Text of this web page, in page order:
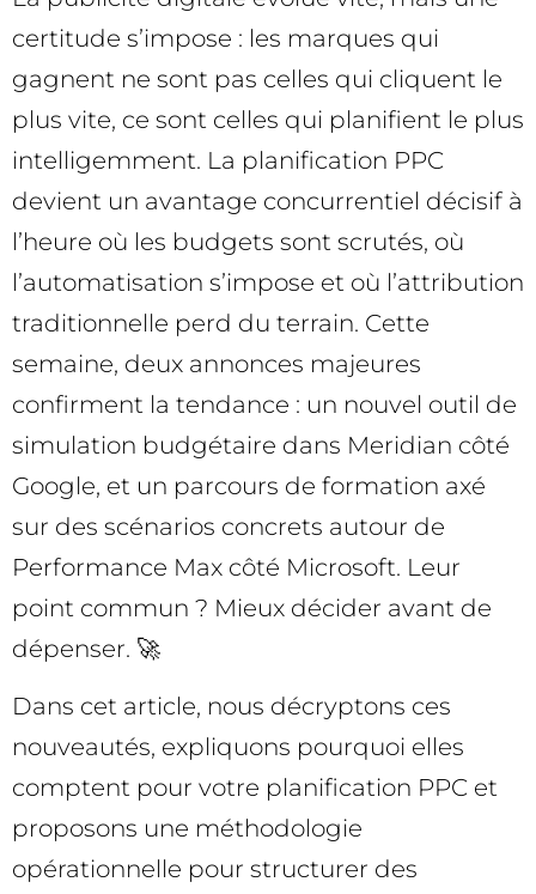
certitude s’impose : les marques qui
gagnent ne sont pas celles qui cliquent le
plus vite, ce sont celles qui planifient le plus
intelligemment. La planification PPC
devient un avantage concurrentiel décisif à
l’heure où les budgets sont scrutés, où
l’automatisation s’impose et où l’attribution
traditionnelle perd du terrain. Cette
semaine, deux annonces majeures
confirment la tendance : un nouvel outil de
simulation budgétaire dans Meridian côté
Google, et un parcours de formation axé
sur des scénarios concrets autour de
Performance Max côté Microsoft. Leur
point commun ? Mieux décider avant de
dépenser. 🚀
Dans cet article, nous décryptons ces
nouveautés, expliquons pourquoi elles
comptent pour votre planification PPC et
proposons une méthodologie
opérationnelle pour structurer des